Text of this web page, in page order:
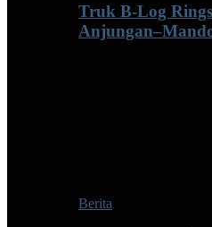
Truk B-Log
Berita